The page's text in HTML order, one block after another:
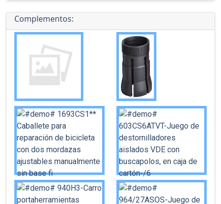
Complementos: